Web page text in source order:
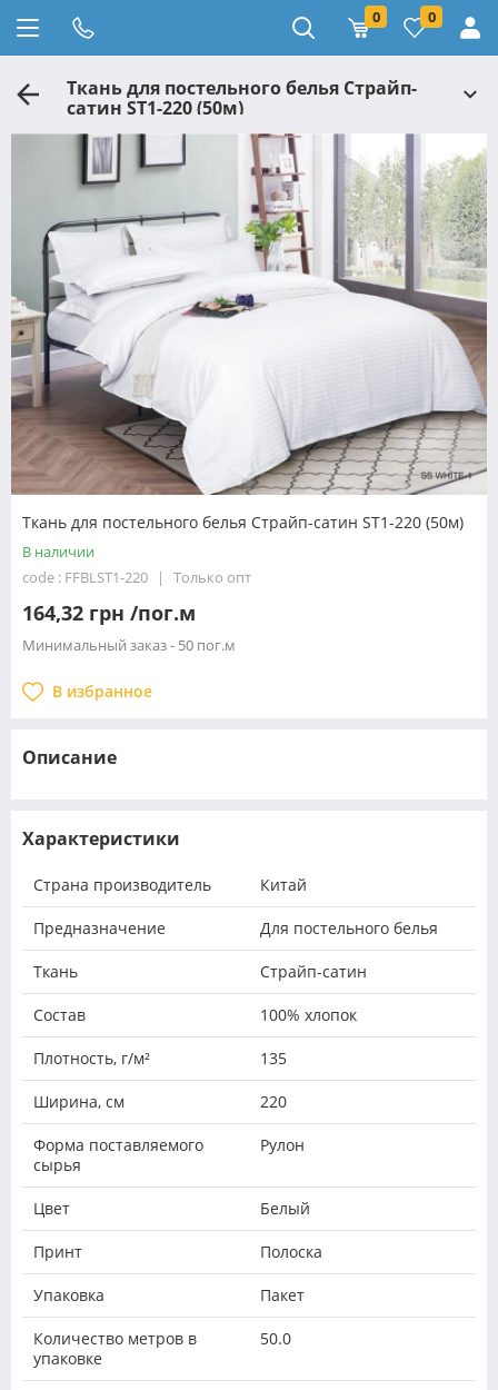
0 0
Ткань для постельного белья Страйп-
сатин ST1-220 (50м)
Ткань для постельного белья Страйп-сатин ST1-220 (50м)
В наличии
code : FFBLST1-220
Только опт
164,32 грн /пог.м
Минимальный заказ - 50 пог.м
В избранное
Описание
Характеристики
Страна производитель Китай
Предназначение Для постельного белья
Ткань Страйп-сатин
Состав 100% хлопок
Плотность, г/м² 135
Ширина, см 220
Форма поставляемого
сырья
Рулон
Цвет Белый
Принт Полоска
Упаковка Пакет
Количество метров в
упаковке
50.0